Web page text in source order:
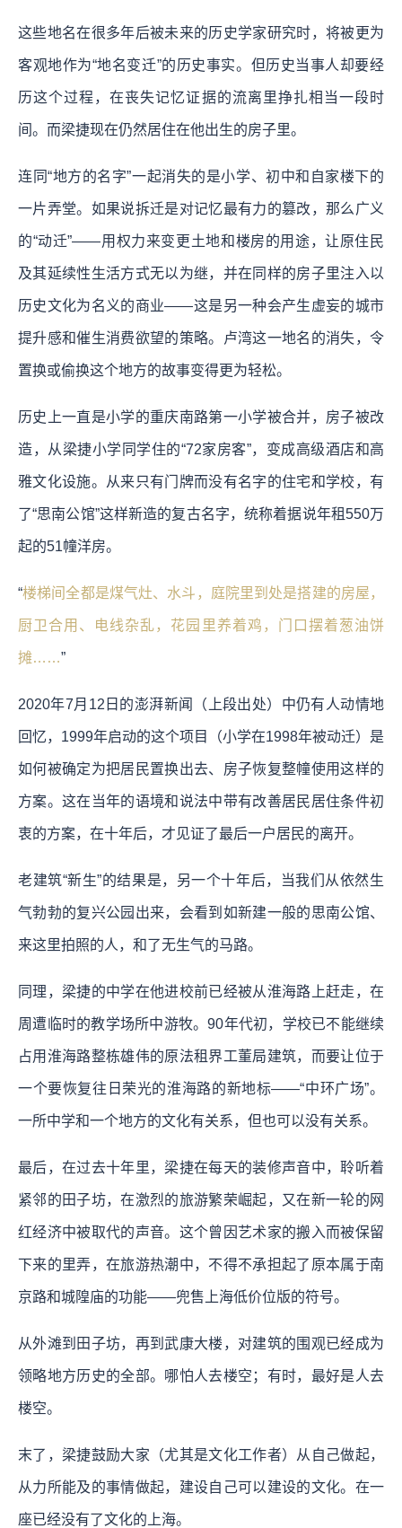
这些地名在很多年后被未来的历史学家研究时，将被更为
客观地作为“地名变迁”的历史事实。但历史当事人却要经
历这个过程，在丧失记忆证据的流离里挣扎相当一段时
间。而梁捷现在仍然居住在他出生的房子里。
连同“地方的名字”一起消失的是小学、初中和自家楼下的
一片弄堂。 如果说拆迁是对记忆最有力的篡改，那么广义
的“动迁”——用权力来变更土地和楼房的用途，让原住民
及其延续性生活方式无以为继，并在同样的房子里注入以
历史文化为名义的商业——这是另一种会产生虚妄的城市
提升感和催生消费欲望的策略。 卢湾这一地名的消失，令
置换或偷换这个地方的故事变得更为轻松。
历史上一直是小学的重庆南路第一小学被合并，房子被改
造，从梁捷小学同学住的“72家房客”，变成高级酒店和高
雅文化设施。从来只有门牌而没有名字的住宅和学校，有
了“思南公馆”这样新造的复古名字，统称着据说年租550万
起的51幢洋房。
“楼梯间全都是煤气灶、水斗，庭院里到处是搭建的房屋，
厨卫合用、电线杂乱，花园里养着鸡，门口摆着葱油饼
摊……”
2020年7月12日的澎湃新闻（上段出处）中仍有人动情地
回忆，1999年启动的这个项目（小学在1998年被动迁）是
如何被确定为把居民置换出去、房子恢复整幢使用这样的
方案。这在当年的语境和说法中带有改善居民居住条件初
衷的方案，在十年后，才见证了最后一户居民的离开。
老建筑“新生”的结果是，另一个十年后，当我们从依然生
气勃勃的复兴公园出来，会看到如新建一般的思南公馆、
来这里拍照的人，和了无生气的马路。
同理，梁捷的中学在他进校前已经被从淮海路上赶走，在
周遭临时的教学场所中游牧。90年代初，学校已不能继续
占用淮海路整栋雄伟的原法租界工董局建筑，而要让位于
一个要恢复往日荣光的淮海路的新地标——“中环广场”。
一所中学和一个地方的文化有关系，但也可以没有关系。
最后，在过去十年里，梁捷在每天的装修声音中，聆听着
紧邻的田子坊，在激烈的旅游繁荣崛起，又在新一轮的网
红经济中被取代的声音。这个曾因艺术家的搬入而被保留
下来的里弄，在旅游热潮中，不得不承担起了原本属于南
京路和城隍庙的功能——兜售上海低价位版的符号。
从外滩到田子坊，再到武康大楼，对建筑的围观已经成为
领略地方历史的全部。哪怕人去楼空；有时，最好是人去
楼空。
末了，梁捷鼓励大家（尤其是文化工作者）从自己做起，
从力所能及的事情做起，建设自己可以建设的文化。在一
座已经没有了文化的上海。